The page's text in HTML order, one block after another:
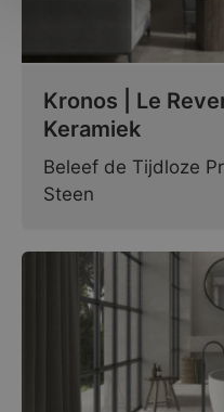
Kronos | Le
Keramiek
Beleef de Tijdloze
Steen